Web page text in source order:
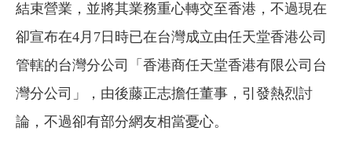
結束營業，並將其業務重心轉交至香港，不過現在
卻宣布在4月7日時已在台灣成立由任天堂香港公司
管轄的台灣分公司「香港商任天堂香港有限公司台
灣分公司」，由後藤正志擔任董事，引發熱烈討
論，不過卻有部分網友相當憂心。